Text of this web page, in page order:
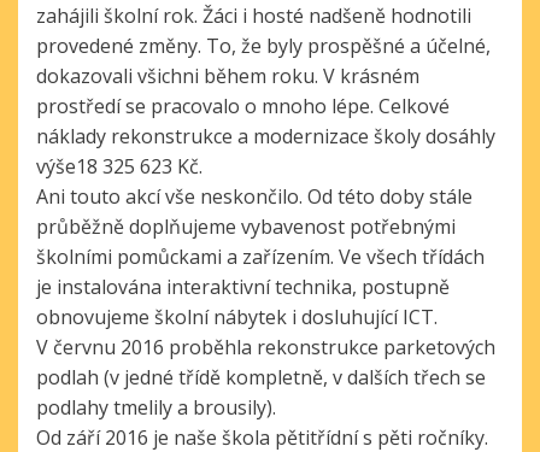
zahájili školní rok. Žáci i hosté nadšeně hodnotili
provedené změny. To, že byly prospěšné a účelné,
dokazovali všichni během roku. V krásném
prostředí se pracovalo o mnoho lépe. Celkové
náklady rekonstrukce a modernizace školy dosáhly
výše18 325 623 Kč.
Ani touto akcí vše neskončilo. Od této doby stále
průběžně doplňujeme vybavenost potřebnými
školními pomůckami a zařízením. Ve všech třídách
je instalována interaktivní technika, postupně
obnovujeme školní nábytek i dosluhující ICT.
V červnu 2016 proběhla rekonstrukce parketových
podlah (v jedné třídě kompletně, v dalších třech se
podlahy tmelily a brousily).
Od září 2016 je naše škola pětitřídní s pěti ročníky.